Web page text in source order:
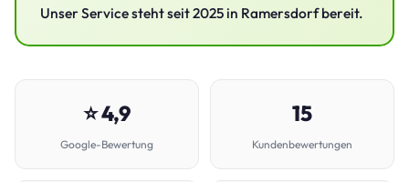
Unser Service steht seit 2025 in Ramersdorf bereit.
⭐ 4,9
Google-Bewertung
15
Kundenbewertungen